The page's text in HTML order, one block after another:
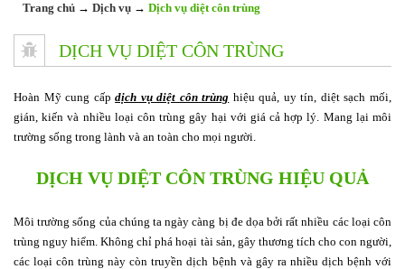
Trang chủ → Dịch vụ → Dịch vụ diệt côn trùng
DỊCH VỤ DIỆT CÔN TRÙNG
Hoàn Mỹ cung cấpdịch vụ diệt côn trùng hiệu quả, uy tín, diệt sạch mối,
gián, kiến và nhiều loại côn trùng gây hại với giá cả hợp lý. Mang lại môi
trường sống trong lành và an toàn cho mọi người.
DỊCH VỤ DIỆT CÔN TRÙNG HIỆU QUẢ
Môi trường sống của chúng ta ngày càng bị đe dọa bởi rất nhiều các loại côn
trùng nguy hiểm. Không chỉ phá hoại tài sản, gây thương tích cho con người,
các loại côn trùng này còn truyền dịch bệnh và gây ra nhiều dịch bệnh với